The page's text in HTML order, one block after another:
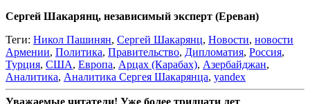
Сергей Шакарянц, независимый эксперт (Ереван)
Теги: Никол Пашинян, Сергей Шакарянц, Новости, новости
Армении, Политика, Правительство, Дипломатия, Россия,
Турция, США, Европа, Арцах (Карабах), Азербайджан,
Аналитика, Аналитика Сергея Шакарянца, yandex